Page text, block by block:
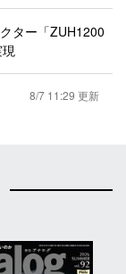
ター「ZUH1200
8/7 11:29 更新